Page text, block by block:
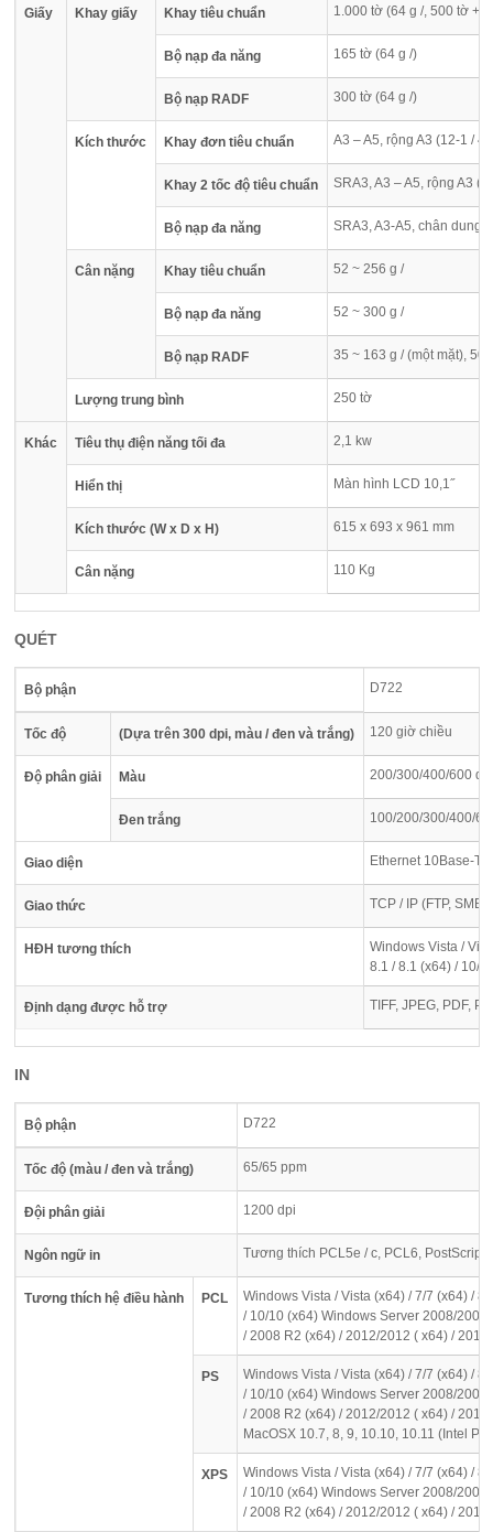
Giấy Khay giấy Khay tiêu chuẩn 1.000 tờ (64 g /, 500 tờ +
Bộ nạp đa năng 165 tờ (64 g /)
Bộ nạp RADF 300 tờ (64 g /)
Kích thước Khay đơn tiêu chuẩn A3 – A5, rộng A3 (12-1 / 4
Khay 2 tốc độ tiêu chuẩn SRA3, A3 – A5, rộng A3
Bộ nạp đa năng SRA3, A3-A5, chân dung
Cân nặng Khay tiêu chuẩn 52 ~ 256 g /
Bộ nạp đa năng 52 ~ 300 g /
Bộ nạp RADF 35 ~ 163 g / (một mặt), 50
Lượng trung bình 250 tờ
Khác Tiêu thụ điện năng tối đa 2,1 kw
Hiển thị Màn hình LCD 10,1˝
Kích thước (W x D x H) 615 x 693 x 961 mm
Cân nặng 110 Kg
QUÉT
Bộ phận D722
Tốc độ (Dựa trên 300 dpi, màu / đen và trắng) 120 giờ chiều
Độ phân giải Màu 200/300/400/600 dpi
Đen trắng 100/200/300/400/
Giao diện Ethernet 10Base-T
Giao thức TCP / IP (FTP,
HĐH tương thích
Windows Vista /
8.1 / 8.1 (x64) / 10/
Định dạng được hỗ trợ TIFF, JPEG, PDF,
IN
Bộ phận D722
Tốc độ (màu / đen và trắng) 65/65 ppm
Đội phân giải 1200 dpi
Ngôn ngữ in Tương thích PCL5e / c, PCL6,
Tương thích hệ điều hành PCL
Windows Vista / Vista (x64) / 7/7 (x64) /
/ 10/10 (x64) Windows Server 2008/2008
/ 2008 R2 (x64) / 2012/2012 ( x64) / 2012
PS
Windows Vista / Vista (x64) / 7/7 (x64) /
/ 10/10 (x64) Windows Server 2008/2008
/ 2008 R2 (x64) / 2012/2012 ( x64) / 2012
MacOSX 10.7, 8, 9, 10.10, 10.11 (Intel
XPS
Windows Vista / Vista (x64) / 7/7 (x64) /
/ 10/10 (x64) Windows Server 2008/2008
/ 2008 R2 (x64) / 2012/2012 ( x64) / 2012